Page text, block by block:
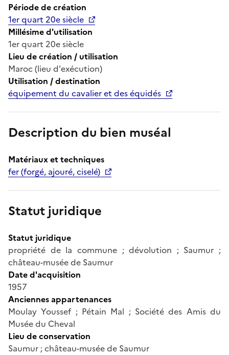
Période de création
1er quart 20e siècle
Millésime d'utilisation
1er quart 20e siècle
Lieu de création / utilisation
Maroc (lieu d'exécution)
Utilisation / destination
équipement du cavalier et des équidés
Description du bien muséal
Matériaux et techniques
fer (forgé, ajouré, ciselé)
Statut juridique
Statut juridique
propriété de la commune ; dévolution ; Saumur ;
château-musée de Saumur
Date d'acquisition
1957
Anciennes appartenances
Moulay Youssef ; Pétain Mal ; Société des Amis du
Musée du Cheval
Lieu de conservation
Saumur ; château-musée de Saumur